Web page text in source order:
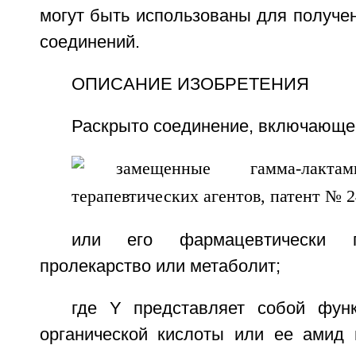
могут быть использованы для
соединений.
ОПИСАНИЕ ИЗОБРЕТЕНИЯ
Раскрыто соединение,
или его фармацевтически
пролекарство или метаболит;
где Y представляет собой
органической кислоты или ее